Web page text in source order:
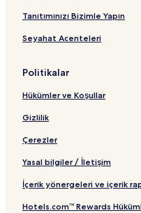
Tanıtımınızı Bizimle Yapın
Seyahat Acenteleri
Politikalar
Hükümler ve Koşullar
Gizlilik
Çerezler
Yasal bilgiler / İletişim
İçerik yönergeleri ve içerik
Hotels.com™ Rewards